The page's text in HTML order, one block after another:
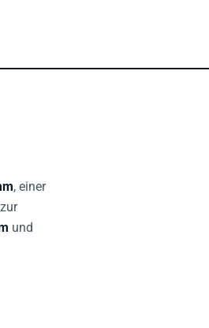
, einer
und